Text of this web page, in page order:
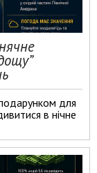
для
в нічне